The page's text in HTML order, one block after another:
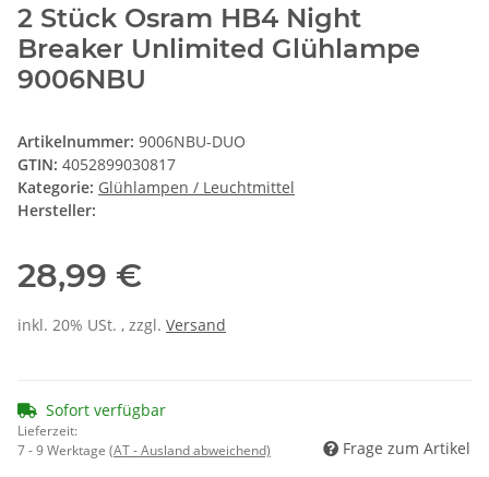
2 Stück Osram HB4 Night
Breaker Unlimited Glühlampe
9006NBU
Artikelnummer: 9006NBU-DUO
GTIN: 4052899030817
Kategorie: Glühlampen / Leuchtmittel
Hersteller:
28,99 €
inkl. 20% USt. , zzgl. Versand
Sofort verfügbar
Lieferzeit:
7 - 9 Werktage (AT - Ausland abweichend) Frage zum Artikel